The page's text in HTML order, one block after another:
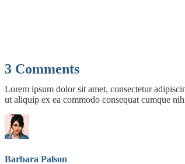
3 Comments
Lorem ipsum dolor sit amet, consectetur
ut aliquip ex ea commodo consequat cumque
Barbara Palson